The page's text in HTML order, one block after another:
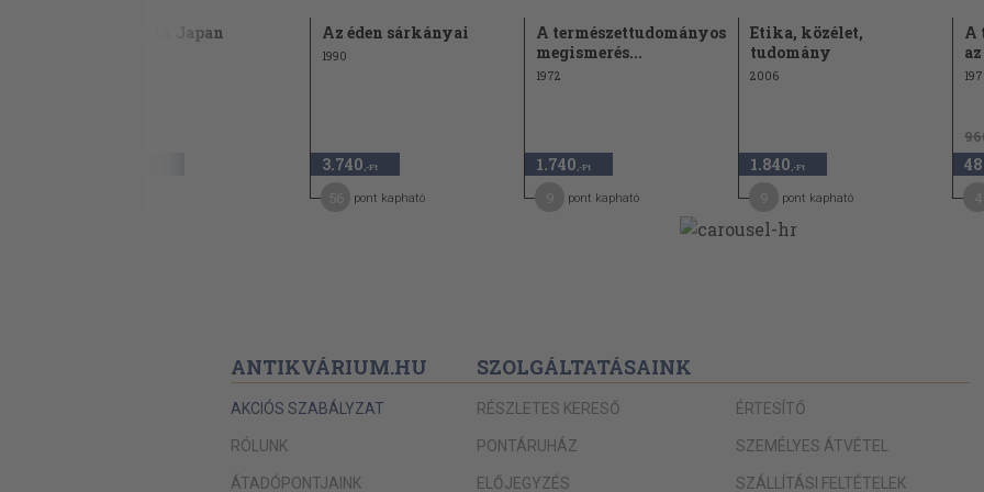
Made in Japan Az éden sárkányai
1990
3.740 ,-Ft
pont kapható
A természettudományos
megismerés...
1972
1.740 ,-Ft
pont kapható
Etika, közélet,
tudomány
2006
1.840 ,-Ft
pont kapható
A
ANTIKVÁRIUM.HU
AKCIÓS SZABÁLYZAT
RÓLUNK
ÁTADÓPONTJAINK
SZOLGÁLTATÁSAINK
RÉSZLETES KERESŐ
PONTÁRUHÁZ
ELŐJEGYZÉS
ÉRTESÍTŐ
SZEMÉLYES ÁTVÉTEL
SZÁLLÍTÁSI FELTÉTELEK